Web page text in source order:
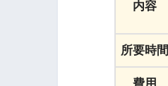
内容
所要時間